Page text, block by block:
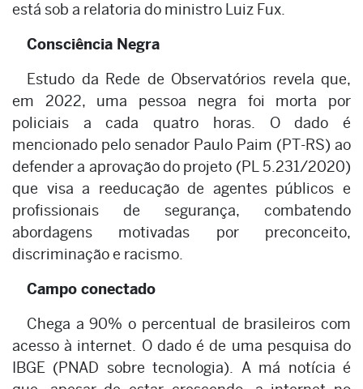
está sob a relatoria do ministro Luiz Fux.
Consciência Negra
Estudo da Rede de Observatórios revela que,
em 2022, uma pessoa negra foi morta por
policiais a cada quatro horas. O dado é
mencionado pelo senador Paulo Paim (PT-RS) ao
defender a aprovação do projeto (PL 5.231/2020)
que visa a reeducação de agentes públicos e
profissionais de segurança, combatendo
abordagens motivadas por preconceito,
discriminação e racismo.
Campo conectado
Chega a 90% o percentual de brasileiros com
acesso à internet. O dado é de uma pesquisa do
IBGE (PNAD sobre tecnologia). A má notícia é